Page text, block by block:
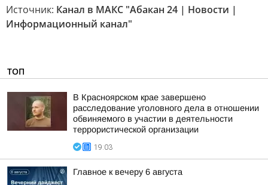
Источник: Канал в МАКС "Абакан 24 | Новости |
Информационный канал"
ТОП
В Красноярском крае завершено
расследование уголовного дела в отношении
обвиняемого в участии в деятельности
террористической организации
19:03
Главное к вечеру 6 августа